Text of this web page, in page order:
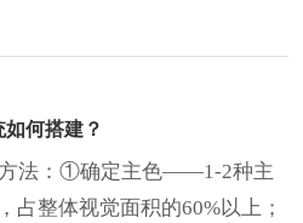
何搭建？
法：①确定主色——1-2种主
占整体视觉面积的60%以上；